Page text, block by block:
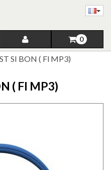
0
SI BON ( Fl MP3)
( Fl MP3)